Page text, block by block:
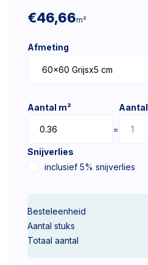
€46,66m²
Afmeting
Aantal m²
=
Snijverlies
inclusief 5% snijverlies
Besteleenheid
Aantal stuks
Totaal aantal